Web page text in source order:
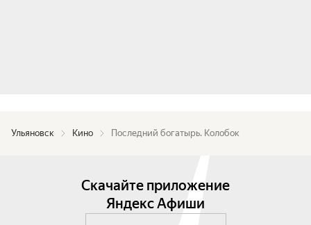
Ульяновск Кино Последний богатырь. Колобок
Скачайте приложение
Яндекс Афиши